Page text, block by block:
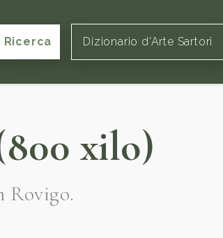
Ricerca Dizionario d'Arte Sartori
xilo)
Rovigo.